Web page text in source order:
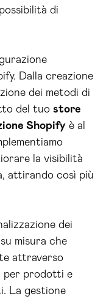
di
Dalla creazione
dei metodi di
del tuo store
Shopify è al
la visibilità
attirando così più
dei
misura che
attraverso
per prodotti e
La gestione